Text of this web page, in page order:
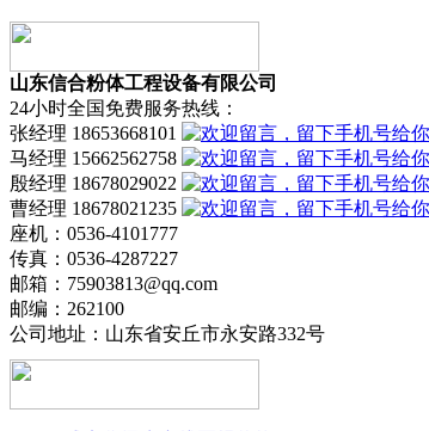
山东信合粉体工程设备有限公司
24小时全国免费服务热线：
张经理 18653668101
马经理 15662562758
殷经理 18678029022
曹经理 18678021235
座机：0536-4101777
传真：0536-4287227
邮箱：75903813@qq.com
邮编：262100
公司地址：山东省安丘市永安路332号